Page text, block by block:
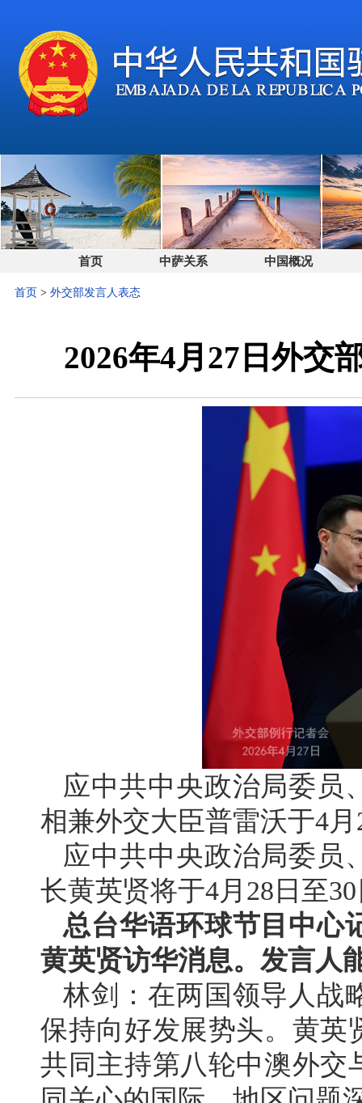
首页 中萨关系 中国概况
首页 > 外交部发言人表态
2026年4月27日外交
应中共中央政治局委员
相兼外交大臣普雷沃于4
应中共中央政治局委员
长黄英贤将于4月28日至
总台华语环球节目中心
黄英贤访华消息。发言人
林剑：在两国领导人战
保持向好发展势头。黄英
共同主持第八轮中澳外交